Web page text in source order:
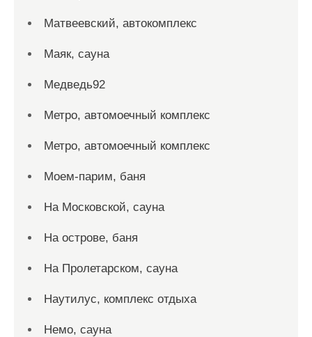
Матвеевский, автокомплекс
Маяк, сауна
Медведь92
Метро, автомоечный комплекс
Метро, автомоечный комплекс
Моем-парим, баня
На Московской, сауна
На острове, баня
На Пролетарском, сауна
Наутилус, комплекс отдыха
Немо, сауна